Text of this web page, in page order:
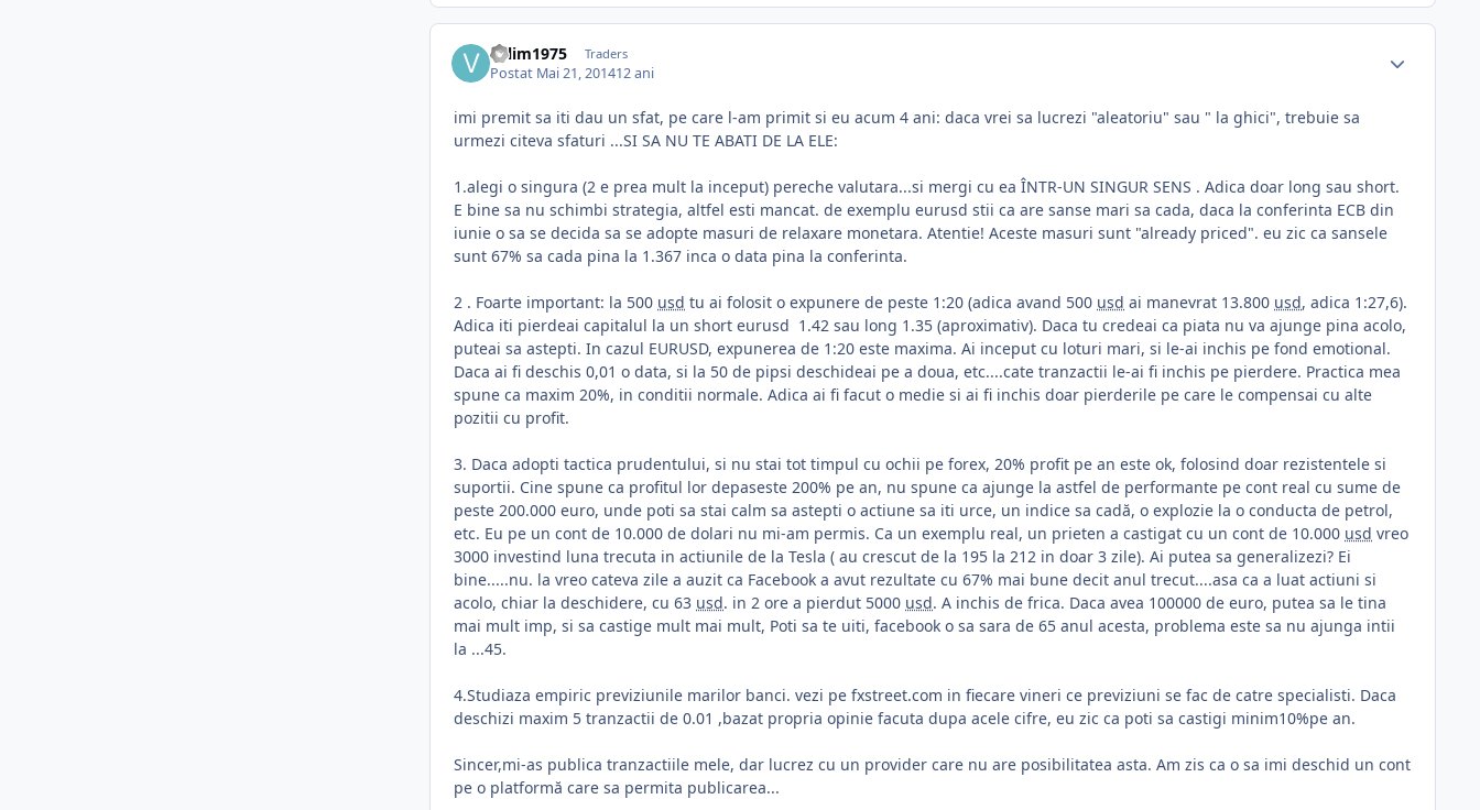
valim1975 Traders
Postat Mai 21, 201412 ani
imi premit sa iti dau un sfat, pe care l-am primit si eu acum 4 ani: daca vrei sa lucrezi "aleatoriu" sau " la ghici", trebuie sa
urmezi citeva sfaturi ...SI SA NU TE ABATI DE LA ELE:
1.alegi o singura (2 e prea mult la inceput) pereche valutara...si mergi cu ea ÎNTR-UN SINGUR SENS . Adica doar long sau short.
E bine sa nu schimbi strategia, altfel esti mancat. de exemplu eurusd stii ca are sanse mari sa cada, daca la conferinta ECB din
iunie o sa se decida sa se adopte masuri de relaxare monetara. Atentie! Aceste masuri sunt "already priced". eu zic ca sansele
sunt 67% sa cada pina la 1.367 inca o data pina la conferinta.
2 . Foarte important: la 500 usd tu ai folosit o expunere de peste 1:20 (adica avand 500 usd ai manevrat 13.800 usd, adica 1:27,6).
Adica iti pierdeai capitalul la un short eurusd 1.42 sau long 1.35 (aproximativ). Daca tu credeai ca piata nu va ajunge pina acolo,
puteai sa astepti. In cazul EURUSD, expunerea de 1:20 este maxima. Ai inceput cu loturi mari, si le-ai inchis pe fond emotional.
Daca ai fi deschis 0,01 o data, si la 50 de pipsi deschideai pe a doua, etc....cate tranzactii le-ai fi inchis pe pierdere. Practica mea
spune ca maxim 20%, in conditii normale. Adica ai fi facut o medie si ai fi inchis doar pierderile pe care le compensai cu alte
pozitii cu profit.
3. Daca adopti tactica prudentului, si nu stai tot timpul cu ochii pe forex, 20% profit pe an este ok, folosind doar rezistentele si
suportii. Cine spune ca profitul lor depaseste 200% pe an, nu spune ca ajunge la astfel de performante pe cont real cu sume de
peste 200.000 euro, unde poti sa stai calm sa astepti o actiune sa iti urce, un indice sa cadă, o explozie la o conducta de petrol,
etc. Eu pe un cont de 10.000 de dolari nu mi-am permis. Ca un exemplu real, un prieten a castigat cu un cont de 10.000 usd vreo
3000 investind luna trecuta in actiunile de la Tesla ( au crescut de la 195 la 212 in doar 3 zile). Ai putea sa generalizezi? Ei
bine.....nu. la vreo cateva zile a auzit ca Facebook a avut rezultate cu 67% mai bune decit anul trecut....asa ca a luat actiuni si
acolo, chiar la deschidere, cu 63 usd. in 2 ore a pierdut 5000 usd. A inchis de frica. Daca avea 100000 de euro, putea sa le tina
mai mult imp, si sa castige mult mai mult, Poti sa te uiti, facebook o sa sara de 65 anul acesta, problema este sa nu ajunga intii
la ...45.
4.Studiaza empiric previziunile marilor banci. vezi pe fxstreet.com in fiecare vineri ce previziuni se fac de catre specialisti. Daca
deschizi maxim 5 tranzactii de 0.01 ,bazat propria opinie facuta dupa acele cifre, eu zic ca poti sa castigi minim10%pe an.
Sincer,mi-as publica tranzactiile mele, dar lucrez cu un provider care nu are posibilitatea asta. Am zis ca o sa imi deschid un cont
pe o platformă care sa permita publicarea...